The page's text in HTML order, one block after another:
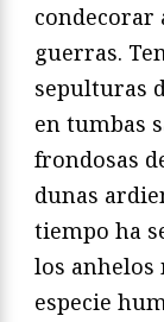
condecorar
guerras.
sepulturas
en tumbas
frondosas
dunas
tiempo ha
los anhelos
especie